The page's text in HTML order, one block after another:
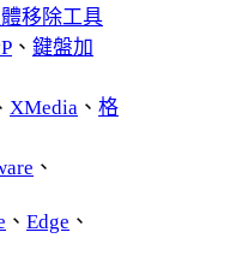
移除工具
、 鍵盤加
XMedia 、 格
、
、 Edge 、